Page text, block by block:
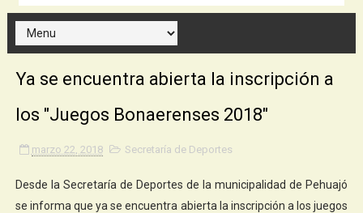
Ya se encuentra abierta la inscripción a
los "Juegos Bonaerenses 2018"
marzo 22, 2018 Secretaría de Deportes
Desde la Secretaría de Deportes de la municipalidad de Pehuajó
se informa que ya se encuentra abierta la inscripción a los juegos